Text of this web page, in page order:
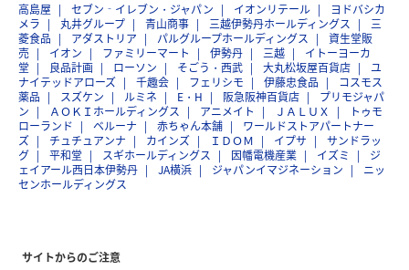
高島屋 セブン‐イレブン・ジャパン イオンリテール
ヨドバシカ
メラ
丸井グループ 青山商事 三越伊勢丹ホールディングス
三
菱食品
アダストリア パルグループホールディングス
資生堂販
売
イオン ファミリーマート 伊勢丹 三越
イトーヨーカ
堂
良品計画 ローソン そごう・西武 大丸松坂屋百貨店
ユ
ナイテッドアローズ
千趣会 フェリシモ 伊藤忠食品
コスモス
薬品
スズケン ルミネ E・H 阪急阪神百貨店
プリモジャパ
ン
ＡＯＫＩホールディングス アニメイト ＪＡＬＵＸ
トゥモ
ローランド
ベルーナ 赤ちゃん本舗
ワールドストアパートナー
ズ
チュチュアンナ カインズ ＩＤＯＭ イプサ
サンドラッ
グ
平和堂 スギホールディングス 因幡電機産業 イズミ
ジ
ェイアール西日本伊勢丹
JA横浜 ジャパンイマジネーション
ニッ
センホールディングス
サイトからのご注意